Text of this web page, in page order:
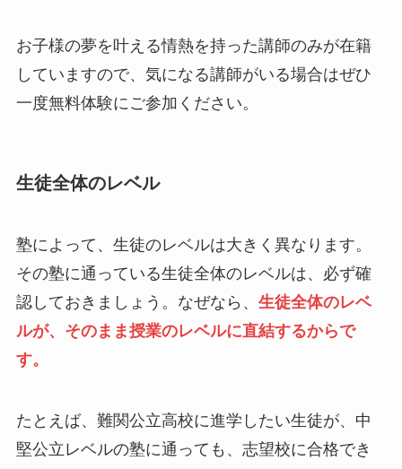
お子様の夢を叶える情熱を持った講師のみが在籍
していますので、気になる講師がいる場合はぜひ
一度無料体験にご参加ください。
生徒全体のレベル
塾によって、生徒のレベルは大きく異なります。
その塾に通っている生徒全体のレベルは、必ず確
認しておきましょう。なぜなら、 生徒全体のレベ
ルが、そのまま授業のレベルに直結するからで
す。
たとえば、難関公立高校に進学したい生徒が、中
堅公立レベルの塾に通っても、志望校に合格でき